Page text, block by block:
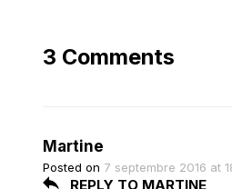
3 Comments
Martine
Posted on 7 septembre 2016 at
REPLY TO MARTINE